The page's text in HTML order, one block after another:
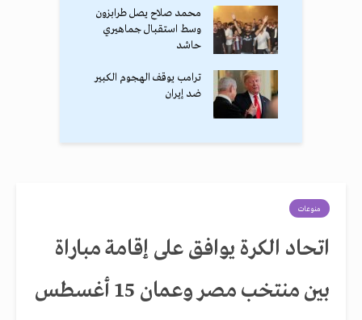
محمد صلاح يصل طرابزون
وسط استقبال جماهيري
حاشد
ترامب يوقف الهجوم الكبير
ضد إيران
منوعات
اتحاد الكرة يوافق على إقامة مباراة
بين منتخب مصر وعمان 15 أغسطس